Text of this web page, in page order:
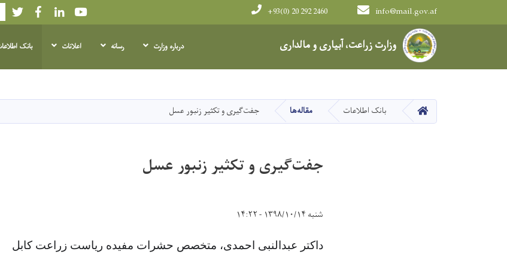
content
وزارت زراعت، آبیاری و مالداری
info@mail.gov.af
+93(0) 20 292 2460
Youtube
LinkedIn
Facebook
Search
Main navigation
درباره وزارت رسانه اعلانات بانک
HOME بانک اطلاعات مقاله‌ها جفت‌گیری و تکثیر زنبور عسل
جفت‌گیری و تکثیر زنبور عسل
شنبه ۱۳۹۸/۱۰/۱۴ - ۱۴:۲۲
داکتر عبدالنبی احمدی، متخصص حشرات مفیده ریاست زراعت کابل